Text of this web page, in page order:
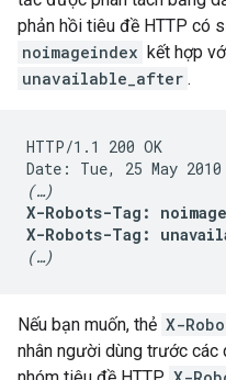
phản hồi tiêu đề HTTP có
noimageindex kết hợp
unavailable_after .
HTTP/1.1 200 OK
(…)
X-Robots-Tag:
X-Robots-Tag:
(…)
Nếu bạn muốn, thẻ X-
nhân người dùng trước các